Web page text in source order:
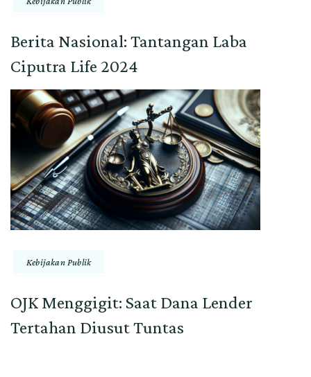
Berita Nasional: Tantangan Laba
Ciputra Life 2024
Kebijakan Publik
OJK Menggigit: Saat Dana Lender
Tertahan Diusut Tuntas